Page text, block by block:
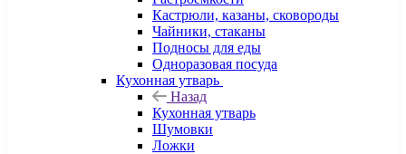
Кастрюли, казаны, сковороды
Чайники, стаканы
Подносы для еды
Одноразовая посуда
Кухонная утварь
Назад
Кухонная утварь
Шумовки
Ложки